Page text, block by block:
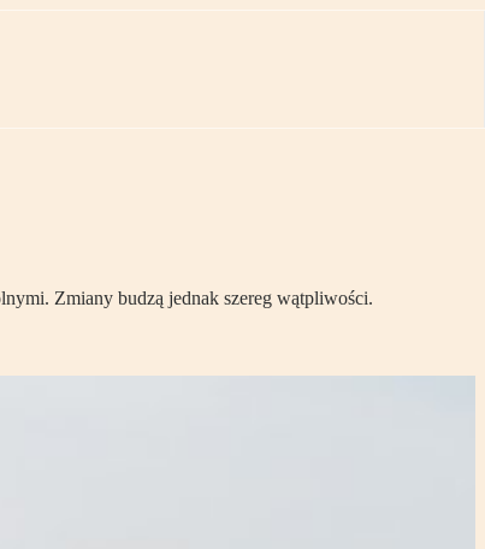
Zmiany budzą jednak szereg wątpliwości.